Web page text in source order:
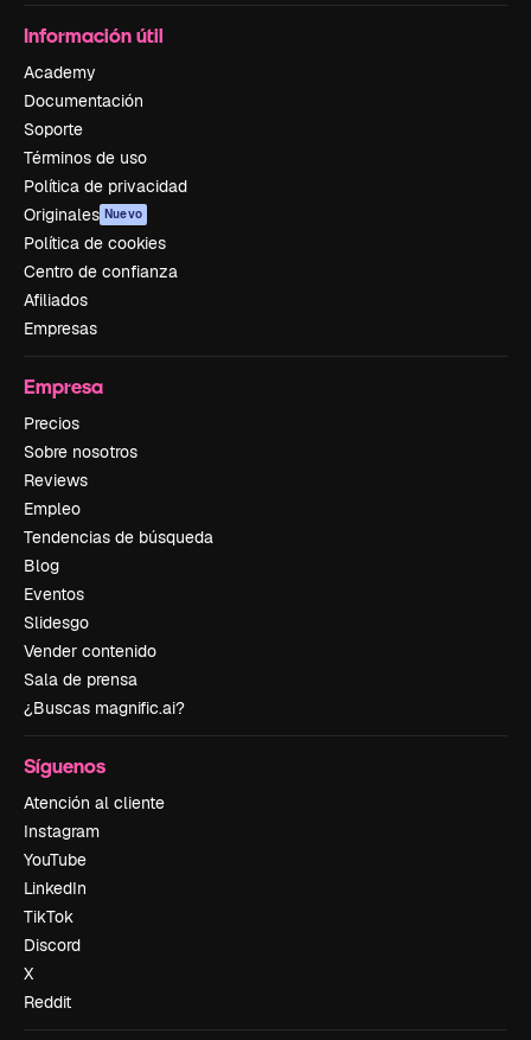
Información útil
Academy
Documentación
Soporte
Términos de uso
Política de privacidad
Originales Nuevo
Política de cookies
Centro de confianza
Afiliados
Empresas
Empresa
Precios
Sobre nosotros
Reviews
Empleo
Tendencias de búsqueda
Blog
Eventos
Slidesgo
Vender contenido
Sala de prensa
¿Buscas magnific.ai?
Síguenos
Atención al cliente
Instagram
YouTube
LinkedIn
TikTok
Discord
X
Reddit